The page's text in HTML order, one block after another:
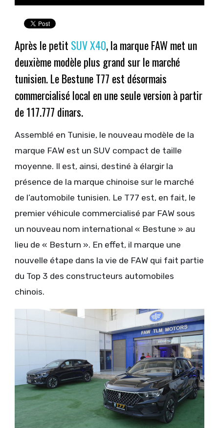
Après le petit SUV X40, la marque FAW met un
deuxième modèle plus grand sur le marché
tunisien. Le Bestune T77 est désormais
commercialisé local en une seule version à partir
de 117.777 dinars.
Assemblé en Tunisie, le nouveau modèle de la
marque FAW est un SUV compact de taille
moyenne. Il est, ainsi, destiné à élargir la
présence de la marque chinoise sur le marché
de l’automobile tunisien. Le T77 est, en fait, le
premier véhicule commercialisé par FAW sous
un nouveau nom international « Bestune » au
lieu de « Besturn ». En effet, il marque une
nouvelle étape dans la vie de FAW qui fait partie
du Top 3 des constructeurs automobiles
chinois.